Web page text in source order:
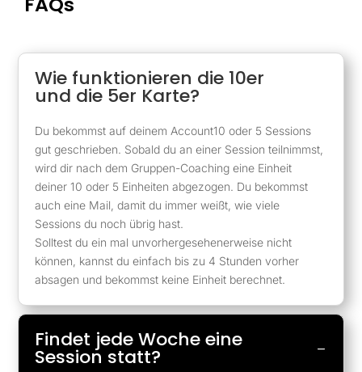
Wie funktionieren die 10er
und die 5er Karte?
Du bekommst auf deinem Account10 oder 5 Sessions
gut geschrieben. Sobald du an einer Session teilnimmst,
wird dir nach dem Gruppen-Coaching eine Einheit
deiner 10 oder 5 Einheiten abgezogen. Du bekommst
auch eine Mail, damit du immer weißt, wie viele
Sessions du noch übrig hast.
Solltest du ein mal unvorhergesehenerweise nicht
können, kannst du einfach bis zu 4 Stunden vorher
absagen und bekommst keine Einheit berechnet.
Findet jede Woche eine
Session statt?